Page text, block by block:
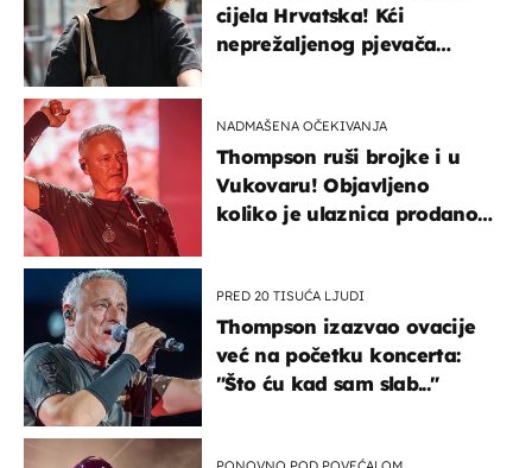
cijela Hrvatska! Kći
neprežaljenog pjevača
NADMAŠENA OČEKIVANJA
Thompson ruši brojke i u
Vukovaru! Objavljeno
koliko je ulaznica prodano
PRED 20 TISUĆA LJUDI
Thompson izazvao ovacije
već na početku koncerta:
"Što ću kad sam slab..."